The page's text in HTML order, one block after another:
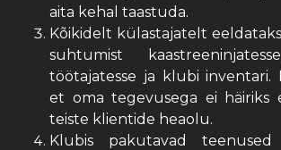
aita kehal taastuda.
Kõikidelt külastajatelt
suhtumist
töötajatesse ja klubi inventari.
et oma tegevusega ei häiriks
teiste klientide heaolu.
Klubis pakutavad